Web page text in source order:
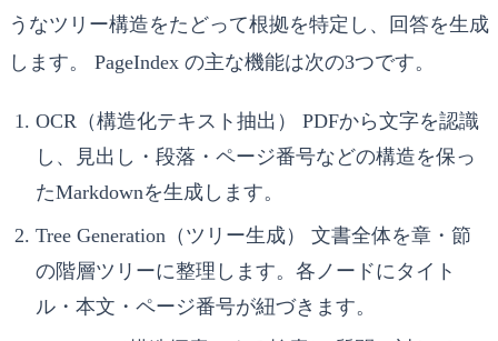
うなツリー構造をたどって根拠を特定し、回答を生成
します。 PageIndex の主な機能は次の3つです。
OCR（構造化テキスト抽出） PDFから文字を認識
し、見出し・段落・ページ番号などの構造を保っ
たMarkdownを生成します。
Tree Generation（ツリー生成） 文書全体を章・節
の階層ツリーに整理します。各ノードにタイト
ル・本文・ページ番号が紐づきます。